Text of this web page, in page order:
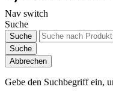
Nav switch
Suche
Suche
Suche
Abbrechen
Gebe den Suchbegriff ein,